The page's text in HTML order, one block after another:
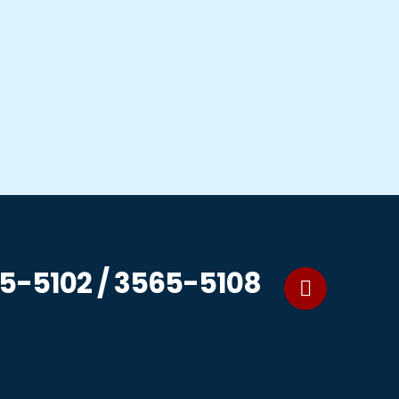
5102 / 3565-5108